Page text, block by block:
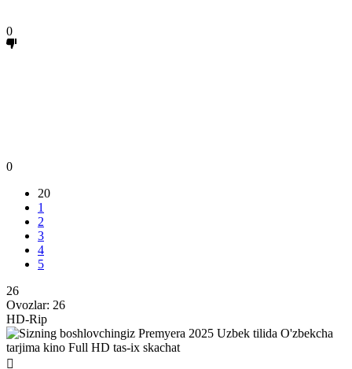
0
0
20
1
2
3
4
5
26
Ovozlar: 26
HD-Rip